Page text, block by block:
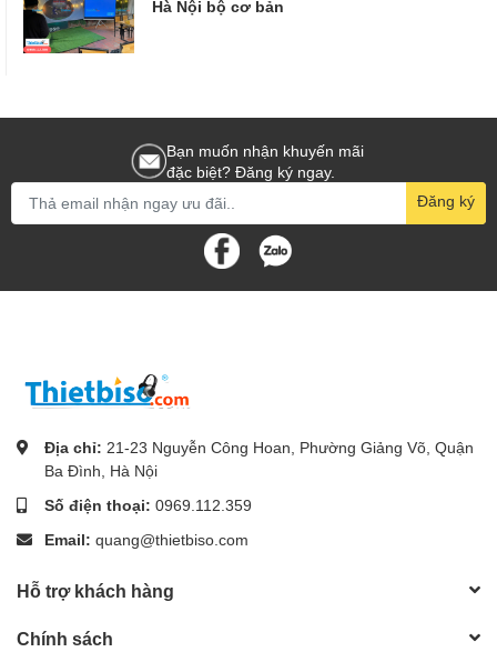
Hà Nội bộ cơ bản
Bạn muốn nhận khuyến mãi
đặc biệt? Đăng ký ngay.
Đăng ký
Địa chỉ: 21-23 Nguyễn Công Hoan, Phường Giảng Võ, Quận
Ba Đình, Hà Nội
Số điện thoại: 0969.112.359
Email: quang@thietbiso.com
Hỗ trợ khách hàng
Chính sách